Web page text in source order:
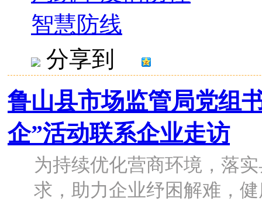
分享到
鲁山县市场监管局党组
企”活动联系企业走访
为持续优化营商环境，落
求，助力企业纾困解难，